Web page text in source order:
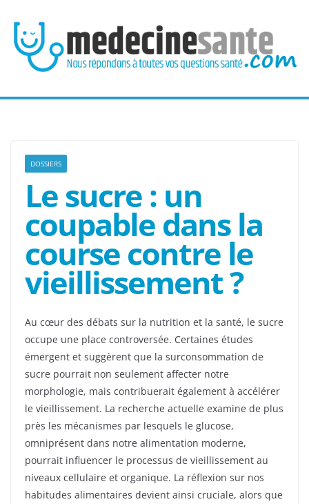
contenu
DOSSIERS
Le sucre : un
coupable dans la
course contre le
vieillissement ?
Au cœur des débats sur la nutrition et la santé, le sucre
occupe une place controversée. Certaines études
émergent et suggèrent que la surconsommation de
sucre pourrait non seulement affecter notre
morphologie, mais contribuerait également à accélérer
le vieillissement. La recherche actuelle examine de plus
près les mécanismes par lesquels le glucose,
omniprésent dans notre alimentation moderne,
pourrait influencer le processus de vieillissement au
niveaux cellulaire et organique. La réflexion sur nos
habitudes alimentaires devient ainsi cruciale, alors que